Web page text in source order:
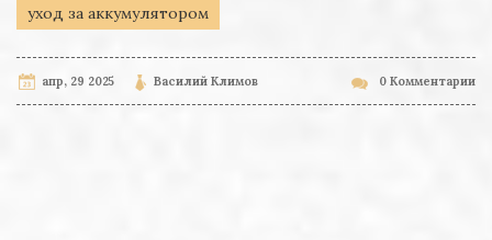
уход за аккумулятором
апр, 29 2025 Василий Климов 0 Комментарии